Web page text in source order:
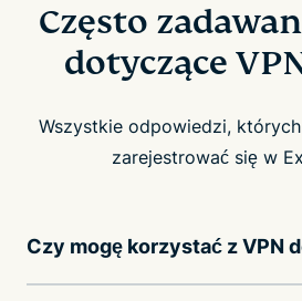
Często
dotyczące
Wszystkie odpowiedzi,
zarejestrować się w
Czy mogę korzystać z VPN